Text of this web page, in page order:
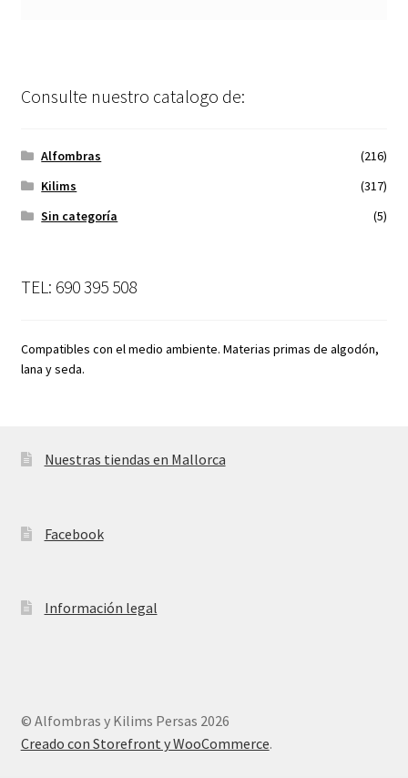
Consulte nuestro catalogo de:
Alfombras
(216)
Kilims
(317)
Sin categoría
(5)
TEL: 690 395 508
Compatibles con el medio ambiente. Materias primas de algodón,
lana y seda.
Nuestras tiendas en Mallorca
Facebook
Información legal
© Alfombras y Kilims Persas 2026
Creado con Storefront y WooCommerce.